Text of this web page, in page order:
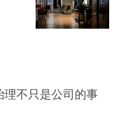
理不只是公司的事